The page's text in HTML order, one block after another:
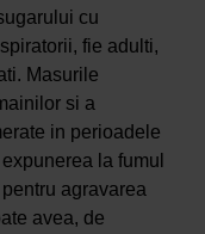
cu
fie adulti,
Masurile
si a
in perioadele
la fumul
agravarea
avea, de